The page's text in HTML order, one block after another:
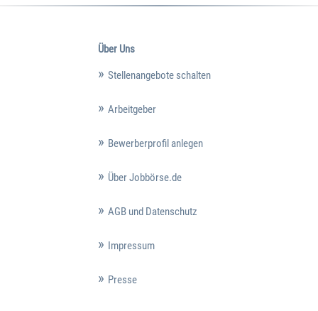
Über Uns
Stellenangebote schalten
Arbeitgeber
Bewerberprofil anlegen
Über Jobbörse.de
AGB und Datenschutz
Impressum
Presse